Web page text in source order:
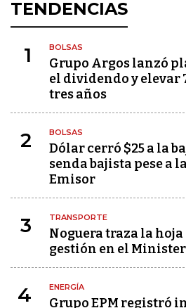
TENDENCIAS
1 BOLSAS
Grupo Argos lanzó
el dividendo y elevar
tres años
2 BOLSAS
Dólar cerró $25 a la
senda bajista pese a
Emisor
3 TRANSPORTE
Noguera traza la hoja
gestión en el
4 ENERGÍA
Grupo EPM registró